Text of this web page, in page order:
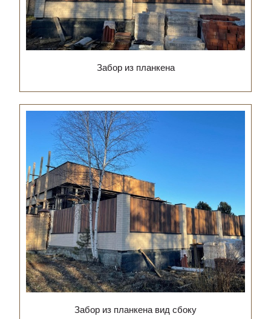
Забор из планкена
Забор из планкена вид сбоку